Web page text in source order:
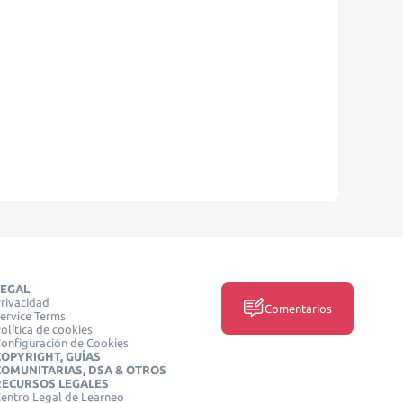
Terms
de cookies
de Cookies
GUÍAS
DSA & OTROS
LEGALES
Legal de Learneo
Comentarios